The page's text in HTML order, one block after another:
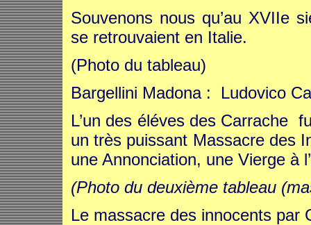
Souvenons nous qu’au XVIIe
se retrouvaient en Italie.
(Photo du tableau)
Bargellini Madona : Ludovico
L’un des éléves des Carrache
un très puissant Massacre des
une Annonciation, une Vierge à
(Photo du deuxième tableau
Le massacre des innocents par